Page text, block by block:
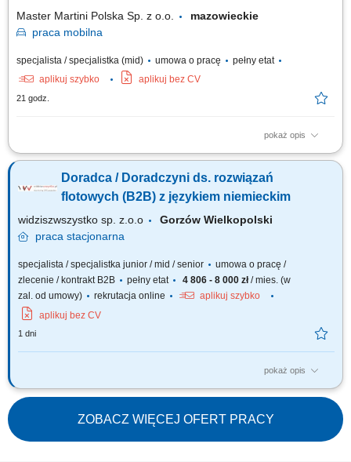
Master Martini Polska Sp. z o.o.
mazowieckie
praca mobilna
specjalista / specjalistka (mid) umowa o pracę
pełny etat
aplikuj szybko
aplikuj bez CV
21 godz.
pokaż opis
Twój obszar odpowiedzialności: Budowanie długofalowych, partnerskich
produktowe oraz prowadzenie prezentacji i pokazów u klientów. Udział w
targach, szkoleniach oraz kluczowych wydarzeniach branżowych.
Doradca / Doradczyni ds. rozwiązań
flotowych (B2B) z językiem niemieckim
widziszwszystko sp. z.o.o
Gorzów Wielkopolski
praca stacjonarna
specjalista / specjalistka junior / mid / senior
umowa o pracę /
zlecenie / kontrakt B2B
pełny etat 4 806 - 8 000 zł/ mies. (w
zal. od umowy)
rekrutacja online
aplikuj szybko
aplikuj bez CV
1 dni
pokaż opis
Opis stanowiska Poszukujemy osoby nastawionej na realizację celów
sprzedażowych. Zakres obowiązków obejmuje aktywne pozyskiwanie
nowych klientów B2B oraz budowanie własnej bazy kontaktów. Do zadań
należeć będzie m.in. pozyskiwanie nowych klientów biznesowych,
sprzedaż systemów...
ZOBACZ WIĘCEJ OFERT PRACY